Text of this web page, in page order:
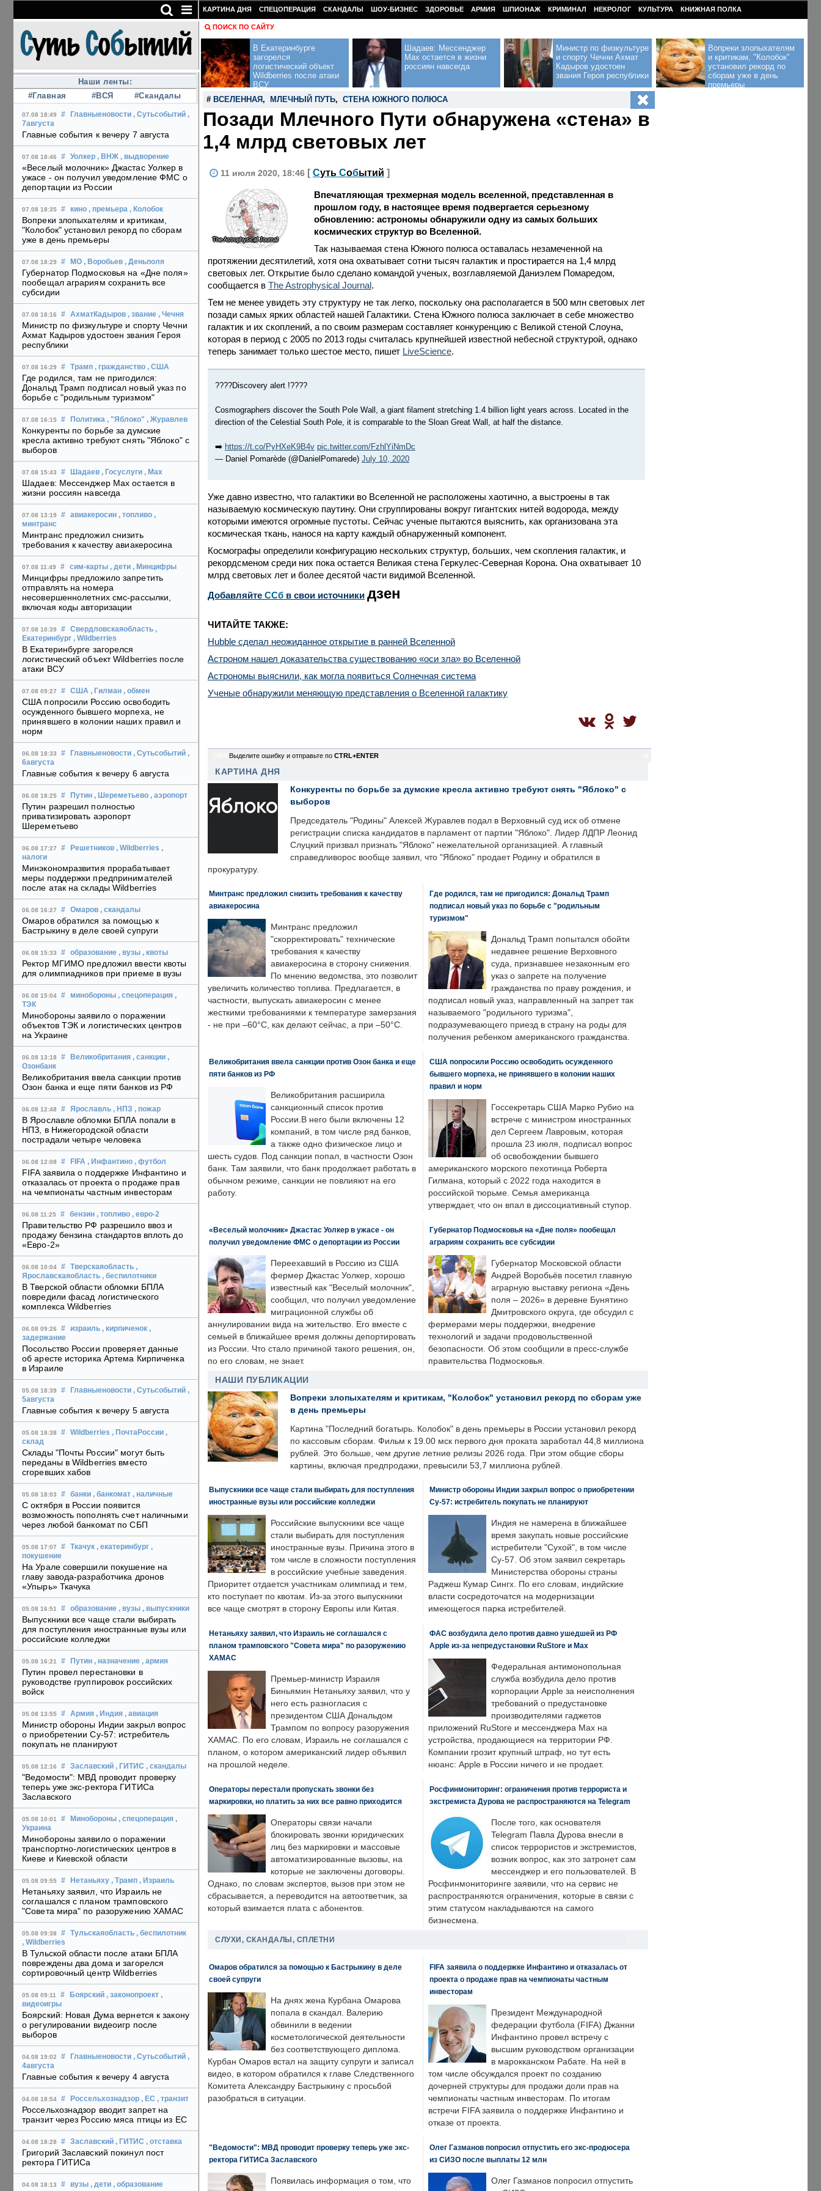
Наши ленты:
#Главная
#ВСЯ #Скандалы
07.08 18:49 # Главныеновости , Сутьсобытий ,
7августа
Главные события к вечеру 7 августа
07.08 18:46 # Уолкер , ВНЖ , выдворение
«Веселый молочник» Джастас Уолкер в
ужасе - он получил уведомление ФМС о
депортации из России
07.08 18:35 # кино , премьера , Колобок
Вопреки злопыхателям и критикам,
"Колобок" установил рекорд по сборам
уже в день премьеры
07.08 18:29 # МО , Воробьев , Деньполя
Губернатор Подмосковья на «Дне поля»
пообещал аграриям сохранить все
субсидии
07.08 18:16 # АхматКадыров , звание , Чечня
Министр по физкультуре и спорту Чечни
Ахмат Кадыров удостоен звания Героя
республики
07.08 16:29 # Трамп , гражданство , США
Где родился, там не пригодился:
Дональд Трамп подписал новый указ по
борьбе с "родильным туризмом"
07.08 16:15 # Политика , "Яблоко" , Журавлев
Конкуренты по борьбе за думские
кресла активно требуют снять "Яблоко" с
выборов
07.08 15:43 # Шадаев , Госуслуги , Max
Шадаев: Мессенджер Max остается в
жизни россиян навсегда
07.08 13:19 # авиакеросин , топливо ,
минтранс
Минтранс предложил снизить
требования к качеству авиакеросина
07.08 11:49 # сим-карты , дети , Минцифры
Минцифры предложило запретить
отправлять на номера
несовершеннолетних смс-рассылки,
включая коды авторизации
07.08 10:39 # Свердловскаяобласть ,
Екатеринбург , Wildberries
В Екатеринбурге загорелся
логистический объект Wildberries после
атаки ВСУ
07.08 09:27 # США , Гилман , обмен
США попросили Россию освободить
осужденного бывшего морпеха, не
принявшего в колонии наших правил и
норм
06.08 18:33 # Главныеновости , Сутьсобытий ,
6августа
Главные события к вечеру 6 августа
06.08 18:25 # Путин , Шереметьево , аэропорт
Путин разрешил полностью
приватизировать аэропорт
Шереметьево
06.08 17:27 # Решетников , Wildberries ,
налоги
Минэкономразвития прорабатывает
меры поддержки предпринимателей
после атак на склады Wildberries
06.08 16:27 # Омаров , скандалы
Омаров обратился за помощью к
Бастрыкину в деле своей супруги
06.08 15:33 # образование , вузы , квоты
Ректор МГИМО предложил ввести квоты
для олимпиадников при приеме в вузы
06.08 15:04 # минобороны , спецоперация ,
ТЭК
Минобороны заявило о поражении
объектов ТЭК и логистических центров
на Украине
06.08 13:18 # Великобритания , санкции ,
Озонбанк
Великобритания ввела санкции против
Озон банка и еще пяти банков из РФ
06.08 12:48 # Ярославль , НПЗ , пожар
В Ярославле обломки БПЛА попали в
НПЗ, в Нижегородской области
пострадали четыре человека
06.08 12:08 # FIFA , Инфантино , футбол
FIFA заявила о поддержке Инфантино и
отказалась от проекта о продаже прав
на чемпионаты частным инвесторам
06.08 11:25 # бензин , топливо , евро-2
Правительство РФ разрешило ввоз и
продажу бензина стандартов вплоть до
«Евро-2»
06.08 10:04 # Тверскаяобласть ,
Ярославскаяобласть , беспилотники
В Тверской области обломки БПЛА
повредили фасад логистического
комплекса Wildberries
06.08 09:26 # израиль , кирпиченок ,
задержание
Посольство России проверяет данные
об аресте историка Артема Кирпиченка
в Израиле
05.08 18:39 # Главныеновости , Сутьсобытий ,
5августа
Главные события к вечеру 5 августа
05.08 18:38 # Wildberries , ПочтаРоссии ,
склад
Склады "Почты России" могут быть
переданы в Wildberries вместо
сгоревших хабов
05.08 18:03 # банки , банкомат , наличные
С октября в России появится
возможность пополнять счет наличными
через любой банкомат по СБП
05.08 17:07 # Ткачук , екатеринбург ,
покушение
На Урале совершили покушение на
главу завода-разработчика дронов
«Упырь» Ткачука
05.08 16:51 # образование , вузы , выпускники
Выпускники все чаще стали выбирать
для поступления иностранные вузы или
российские колледжи
05.08 16:21 # Путин , назначение , армия
Путин провел перестановки в
руководстве группировок российских
войск
05.08 13:55 # Армия , Индия , авиация
Министр обороны Индии закрыл вопрос
о приобретении Су-57: истребитель
покупать не планируют
05.08 12:16 # Заславский , ГИТИС , скандалы
"Ведомости": МВД проводит проверку
теперь уже экс-ректора ГИТИСа
Заславского
05.08 10:01 # Минобороны , спецоперация ,
Украина
Минобороны заявило о поражении
транспортно-логистических центров в
Киеве и Киевской области
05.08 09:55 # Нетаньяху , Трамп , Израиль
Нетаньяху заявил, что Израиль не
соглашался с планом трамповского
"Совета мира" по разоружению ХАМАС
05.08 09:38 # Тульскаяобласть , беспилотник
, Wildberries
В Тульской области после атаки БПЛА
повреждены два дома и загорелся
сортировочный центр Wildberries
05.08 09:11 # Боярский , законопроект ,
видеоигры
Боярский: Новая Дума вернется к закону
о регулировании видеоигр после
выборов
04.08 19:02 # Главныеновости , Сутьсобытий ,
4августа
Главные события к вечеру 4 августа
04.08 18:54 # Россельхознадзор , ЕС , транзит
Россельхознадзор вводит запрет на
транзит через Россию мяса птицы из ЕС
04.08 18:28 # Заславский , ГИТИС , отставка
Григорий Заславский покинул пост
ректора ГИТИСа
04.08 18:13 # вузы , дети , образование
КАРТИНА ДНЯ СПЕЦОПЕРАЦИЯ СКАНДАЛЫ ШОУ-БИЗНЕС ЗДОРОВЬЕ АРМИЯ ШПИОНАЖ КРИМИНАЛ НЕКРОЛОГ КУЛЬТУРА КНИЖНАЯ ПОЛКА
ПОИСК ПО САЙТУ
В Екатеринбурге
загорелся
логистический объект
Wildberries после атаки
ВСУ
Шадаев: Мессенджер
Max остается в жизни
россиян навсегда
Министр по физкультуре
и спорту Чечни Ахмат
Кадыров удостоен
звания Героя республики
Вопреки злопыхателям
и критикам, "Колобок"
установил рекорд по
сборам уже в день
премьеры
# ВСЕЛЕННАЯ , МЛЕЧНЫЙ ПУТЬ, СТЕНА ЮЖНОГО ПОЛЮСА
Позади Млечного Пути обнаружена «стена» в
1,4 млрд световых лет
11 июля 2020, 18:46 [ Суть Событий ]
The Astrophysical Journal
Впечатляющая трехмерная модель вселенной, представленная в
прошлом году, в настоящее время подвергается серьезному
обновлению: астрономы обнаружили одну из самых больших
космических структур во Вселенной.
Так называемая стена Южного полюса оставалась незамеченной на
протяжении десятилетий, хотя она охватывает сотни тысяч галактик и простирается на 1,4 млрд
световых лет. Открытие было сделано командой ученых, возглавляемой Даниэлем Помаредом,
сообщается в The Astrophysical Journal.
Тем не менее увидеть эту структуру не так легко, поскольку она располагается в 500 млн световых лет
позади самых ярких областей нашей Галактики. Стена Южного полюса заключает в себе множество
галактик и их скоплений, а по своим размерам составляет конкуренцию с Великой стеной Слоуна,
которая в период с 2005 по 2013 годы считалась крупнейшей известной небесной структурой, однако
теперь занимает только шестое место, пишет LiveScience.
????Discovery alert !????
Cosmographers discover the South Pole Wall, a giant filament stretching 1.4 billion light years across. Located in the
direction of the Celestial South Pole, it is comparable to the Sloan Great Wall, at half the distance.
➡️ https://t.co/PyHXeK9B4v pic.twitter.com/FzhlYiNmDc
— Daniel Pomarède (@DanielPomarede) July 10, 2020
Уже давно известно, что галактики во Вселенной не расположены хаотично, а выстроены в так
называемую космическую паутину. Они сгруппированы вокруг гигантских нитей водорода, между
которыми имеются огромные пустоты. Сейчас ученые пытаются выяснить, как организована эта
космическая ткань, нанося на карту каждый обнаруженный компонент.
Космографы определили конфигурацию нескольких структур, больших, чем скопления галактик, и
рекордсменом среди них пока остается Великая стена Геркулес-Северная Корона. Она охватывает 10
млрд световых лет и более десятой части видимой Вселенной.
Добавляйте CСб в свои источники дзен
ЧИТАЙТЕ ТАКЖЕ:
Hubble сделал неожиданное открытие в ранней Вселенной
Астроном нашел доказательства существованию «оси зла» во Вселенной
Астрономы выяснили, как могла появиться Солнечная система
Ученые обнаружили меняющую представления о Вселенной галактику
Выделите ошибку и отправьте по CTRL+ENTER
КАРТИНА ДНЯ
Конкуренты по борьбе за думские кресла активно требуют снять "Яблоко" с
выборов
Председатель "Родины" Алексей Журавлев подал в Верховный суд иск об отмене
регистрации списка кандидатов в парламент от партии "Яблоко". Лидер ЛДПР Леонид
Слуцкий призвал признать "Яблоко" нежелательной организацией. А главный
справедливорос вообще заявил, что "Яблоко" продает Родину и обратился в
прокуратуру.
Минтранс предложил снизить требования к качеству
авиакеросина
Минтранс предложил
"скорректировать" технические
требования к качеству
авиакеросина в сторону снижения.
По мнению ведомства, это позволит
увеличить количество топлива. Предлагается, в
частности, выпускать авиакеросин с менее
жесткими требованиями к температуре замерзания
- не при –60°C, как делают сейчас, а при –50°C.
Где родился, там не пригодился: Дональд Трамп
подписал новый указ по борьбе с "родильным
туризмом"
Дональд Трамп попытался обойти
недавнее решение Верховного
суда, признавшее незаконным его
указ о запрете на получение
гражданства по праву рождения, и
подписал новый указ, направленный на запрет так
называемого "родильного туризма",
подразумевающего приезд в страну на роды для
получения ребенком американского гражданства.
Великобритания ввела санкции против Озон банка и еще
пяти банков из РФ
Великобритания расширила
санкционный список против
России.В него были включены 12
компаний, в том числе ряд банков,
а также одно физическое лицо и
шесть судов. Под санкции попал, в частности Озон
банк. Там заявили, что банк продолжает работать в
обычном режиме, санкции не повлияют на его
работу.
США попросили Россию освободить осужденного
бывшего морпеха, не принявшего в колонии наших
правил и норм
Госсекретарь США Марко Рубио на
встрече с министром иностранных
дел Сергеем Лавровым, которая
прошла 23 июля, подписал вопрос
об освобождении бывшего
американского морского пехотинца Роберта
Гилмана, который с 2022 года находится в
российской тюрьме. Семья американца
утверждает, что он впал в диссоциативный ступор.
«Веселый молочник» Джастас Уолкер в ужасе - он
получил уведомление ФМС о депортации из России
Переехавший в Россию из США
фермер Джастас Уолкер, хорошо
известный как "Веселый молочник",
сообщил, что получил уведомление
миграционной службы об
аннулировании вида на жительство. Его вместе с
семьей в ближайшее время должны депортировать
из России. Что стало причиной такого решения, он,
по его словам, не знает.
Губернатор Подмосковья на «Дне поля» пообещал
аграриям сохранить все субсидии
Губернатор Московской области
Андрей Воробьёв посетил главную
аграрную выставку региона «День
поля – 2026» в деревне Бунятино
Дмитровского округа, где обсудил с
фермерами меры поддержки, внедрение
технологий и задачи продовольственной
безопасности. Об этом сообщили в пресс-службе
правительства Подмосковья.
НАШИ ПУБЛИКАЦИИ
Вопреки злопыхателям и критикам, "Колобок" установил рекорд по сборам уже
в день премьеры
Картина "Последний богатырь. Колобок" в день премьеры в России установил рекорд
по кассовым сборам. Фильм к 19.00 мск первого дня проката заработал 44,8 миллиона
рублей. Это больше, чем другие летние релизы 2026 года. При этом общие сборы
картины, включая предпродажи, превысили 53,7 миллиона рублей.
Выпускники все чаще стали выбирать для поступления
иностранные вузы или российские колледжи
Российские выпускники все чаще
стали выбирать для поступления
иностранные вузы. Причина этого в
том числе в сложности поступления
в российские учебные заведения.
Приоритет отдается участникам олимпиад и тем,
кто поступает по квотам. Из-за этого выпускники
все чаще смотрят в сторону Европы или Китая.
Министр обороны Индии закрыл вопрос о приобретении
Су-57: истребитель покупать не планируют
Индия не намерена в ближайшее
время закупать новые российские
истребители "Сухой", в том числе
Су-57. Об этом заявил секретарь
Министерства обороны страны
Раджеш Кумар Сингх. По его словам, индийские
власти сосредоточатся на модернизации
имеющегося парка истребителей.
Нетаньяху заявил, что Израиль не соглашался с
планом трамповского "Совета мира" по разоружению
ХАМАС
Премьер-министр Израиля
Биньямин Нетаньяху заявил, что у
него есть разногласия с
президентом США Дональдом
Трампом по вопросу разоружения
ХАМАС. По его словам, Израиль не соглашался с
планом, о котором американский лидер объявил
на прошлой неделе.
ФАС возбудила дело против давно ушедшей из РФ
Apple из-за непредустановки RuStore и Max
Федеральная антимонопольная
служба возбудила дело против
корпорации Apple за неисполнения
требований о предустановке
производителями гаджетов
приложений RuStore и мессенджера Max на
устройства, продающиеся на территории РФ.
Компании грозит крупный штраф, но тут есть
нюанс: Apple в России ничего и не продает.
Операторы перестали пропускать звонки без
маркировки, но платить за них все равно приходится
Операторы связи начали
блокировать звонки юридических
лиц без маркировки и массовые
автоматизированные вызовы, на
которые не заключены договоры.
Однако, по словам экспертов, вызов при этом не
сбрасывается, а переводится на автоответчик, за
который взимается плата с абонентов.
Росфинмониторинг: ограничения против террориста и
экстремиста Дурова не распространяются на Telegram
После того, как основателя
Telegram Павла Дурова внесли в
список террористов и экстремистов,
возник вопрос, как это затронет сам
мессенджер и его пользователей. В
Росфинмониторинге заявили, что на сервис не
распространяются ограничения, которые в связи с
этим статусом накладываются на самого
бизнесмена.
СЛУХИ, СКАНДАЛЫ, СПЛЕТНИ
Омаров обратился за помощью к Бастрыкину в деле
своей супруги
На днях жена Курбана Омарова
попала в скандал. Валерию
обвинили в ведении
косметологической деятельности
без соответствующего диплома.
Курбан Омаров встал на защиту супруги и записал
видео, в котором обратился к главе Следственного
Комитета Александру Бастрыкину с просьбой
разобраться в ситуации.
FIFA заявила о поддержке Инфантино и отказалась от
проекта о продаже прав на чемпионаты частным
инвесторам
Президент Международной
федерации футбола (FIFA) Джанни
Инфантино провел встречу с
высшим руководством организации
в марокканском Рабате. На ней в
том числе обсуждался проект по созданию
дочерней структуры для продажи доли прав на
чемпионаты частным инвесторам. По итогам
встречи FIFA заявила о поддержке Инфантино и
отказе от проекта.
"Ведомости": МВД проводит проверку теперь уже экс-
ректора ГИТИСа Заславского
Появилась информация о том, что
Олег Газманов попросил отпустить его экс-продюсера
из СИЗО после выплаты 12 млн
Олег Газманов попросил отпустить